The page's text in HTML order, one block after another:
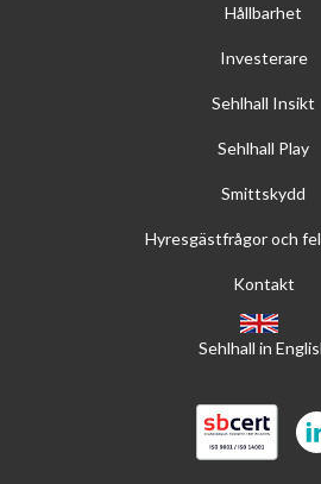
Hållbarhet
Investerare
Sehlhall Insikt
Sehlhall Play
Smittskydd
Hyresgästfrågor och
Kontakt
Sehlhall in